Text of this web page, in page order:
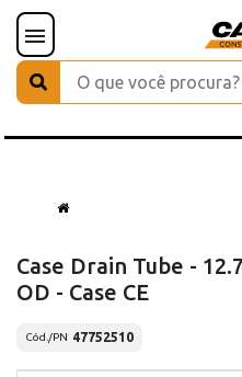
Case Drain Tube -
OD - Case CE
Cód./PN 47752510